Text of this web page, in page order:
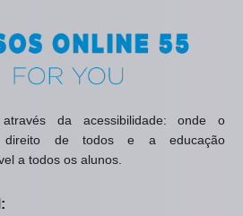
da acessibilidade: onde o
direito de todos e a educação
a todos os alunos.